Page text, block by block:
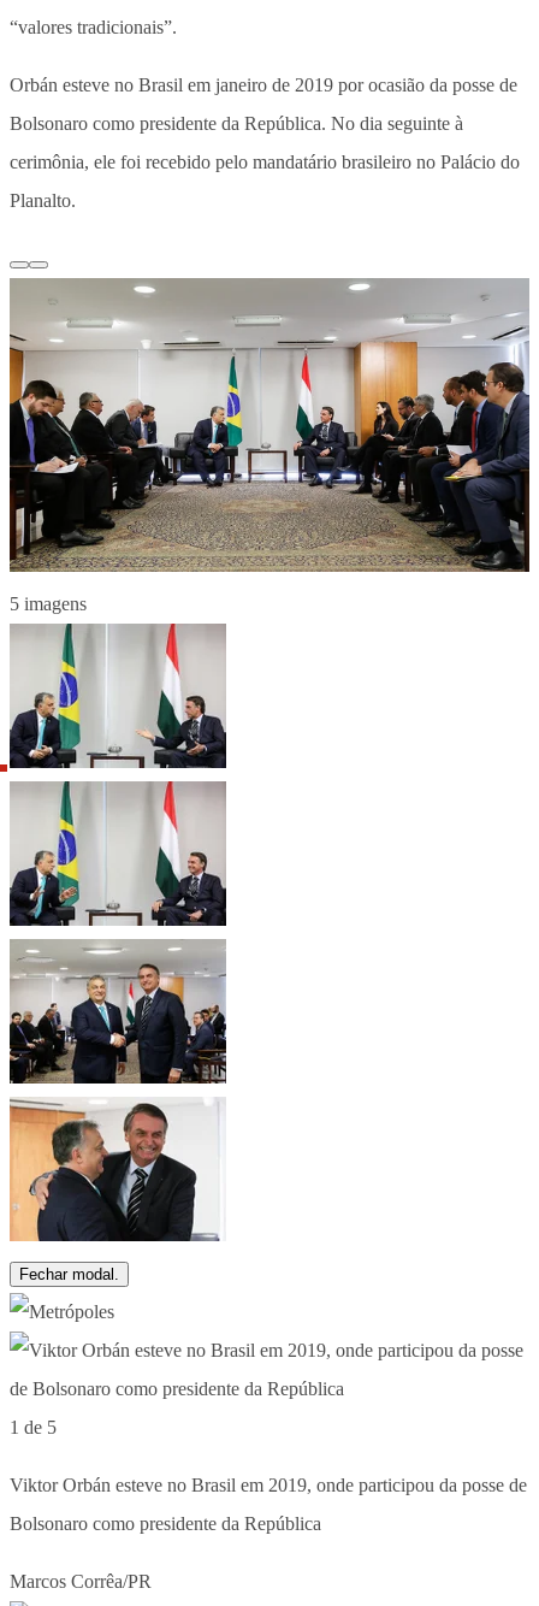
“valores tradicionais”.
Orbán esteve no Brasil em janeiro de 2019 por ocasião da posse de
Bolsonaro como presidente da República. No dia seguinte à
cerimônia, ele foi recebido pelo mandatário brasileiro no Palácio do
Planalto.
5 imagens
Fechar modal.
1 de 5
Viktor Orbán esteve no Brasil em 2019, onde participou da posse de
Bolsonaro como presidente da República
Marcos Corrêa/PR